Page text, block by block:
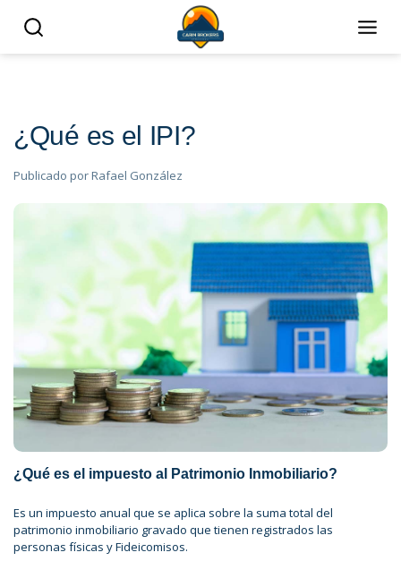
​​​​​​​¿Qué es el IPI?
Publicado porRafael González
¿Qué es el imp​uesto al Patrimonio Inmobiliario?
Es un impuesto anual que se aplica sobre la suma total del
patrimonio inmobiliario gravado que tienen registrados las
personas físicas y Fideicomisos.